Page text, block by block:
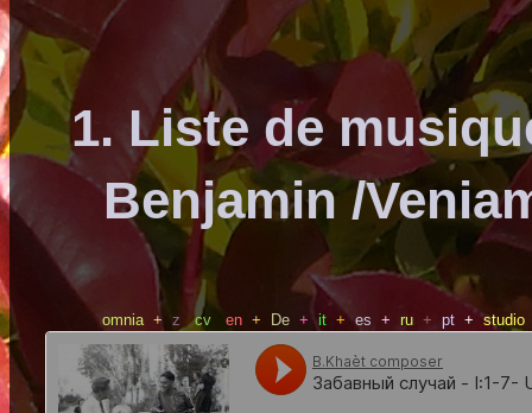
1. Liste de
Benjamin /
omnia + z cv en + De + it + es + ru + pt + studio